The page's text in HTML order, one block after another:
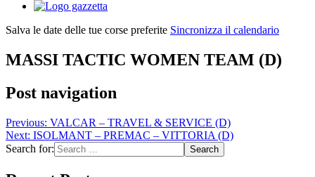
Salva le date delle tue corse preferite Sincronizza il calendario
MASSI TACTIC WOMEN TEAM (D)
Post navigation
Previous: VALCAR – TRAVEL & SERVICE (D)
Next: ISOLMANT – PREMAC – VITTORIA (D)
Search for: